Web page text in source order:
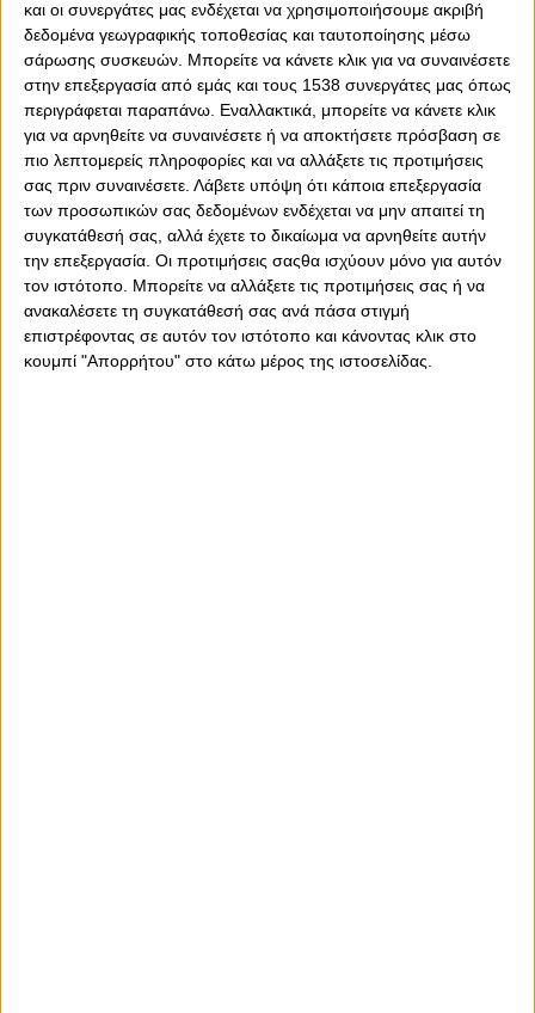
και οι συνεργάτες μας ενδέχεται να χρησιμοποιήσουμε ακριβή
δεδομένα γεωγραφικής τοποθεσίας και ταυτοποίησης μέσω
σάρωσης συσκευών. Μπορείτε να κάνετε κλικ για να συναινέσετε
στην επεξεργασία από εμάς και τους 1538 συνεργάτες μας όπως
περιγράφεται παραπάνω. Εναλλακτικά, μπορείτε να κάνετε κλικ
για να αρνηθείτε να συναινέσετε ή να αποκτήσετε πρόσβαση σε
πιο λεπτομερείς πληροφορίες και να αλλάξετε τις προτιμήσεις
σας πριν συναινέσετε. Λάβετε υπόψη ότι κάποια επεξεργασία
των προσωπικών σας δεδομένων ενδέχεται να μην απαιτεί τη
συγκατάθεσή σας, αλλά έχετε το δικαίωμα να αρνηθείτε αυτήν
την επεξεργασία. Οι προτιμήσεις σαςθα ισχύουν μόνο για αυτόν
τον ιστότοπο. Μπορείτε να αλλάξετε τις προτιμήσεις σας ή να
ανακαλέσετε τη συγκατάθεσή σας ανά πάσα στιγμή
επιστρέφοντας σε αυτόν τον ιστότοπο και κάνοντας κλικ στο
κουμπί "Απορρήτου" στο κάτω μέρος της ιστοσελίδας.
0 0
Τις υποχρεώσεις της στο πρωτάθλημα συνεχίζει, την
Πέμπτη (28/3), η ομάδα πόλο Γυναικών του Ολυμπιακού.
Τα κορίτσια του Θρύλου αντιμετωπίζουν τον Άλιμο ΝΑΣ,
τον οποίο υποδέχονται στο Παπαστράτειο
κολυμβητήριο, στις 19:30, για τη 16η αγωνιστική της Α1,
με στόχο το «16 στα 16».
Ενόψει του αγώνα η Ελευθερία Πλευρίτου τόνισε ότι οι
«ερυθρόλευκες» θέλουν να συνεχίσουν αήττητες και στο